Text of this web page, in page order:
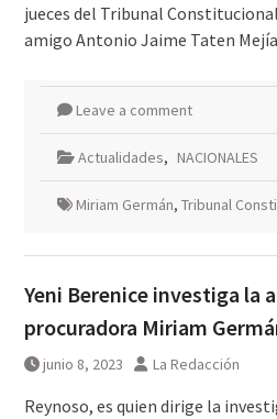
jueces del Tribunal
amigo Antonio Jaime Taten
Leave a comment
Actualidades, NACIONALES
Miriam Germán, Tribunal
Yeni Berenice investiga la
procuradora Miriam
junio 8, 2023 La Redacción
Reynoso, es quien dirige la